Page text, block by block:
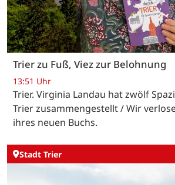
Trier zu Fuß, Viez zur Belohnung
13:51 Uhr
Trier. Virginia Landau hat zwölf
Trier zusammengestellt / Wir
ihres neuen Buchs.
Stadt Trier